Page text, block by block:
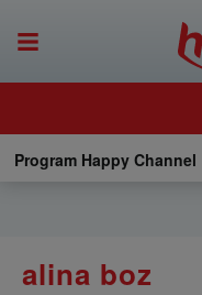
Program Happy Channel
alina boz